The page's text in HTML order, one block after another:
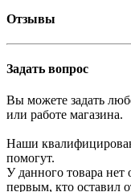
Отзывы
Задать вопрос
Вы можете задать
или работе магазина.
Наши
помогут.
У данного товара нет
первым, кто оставил